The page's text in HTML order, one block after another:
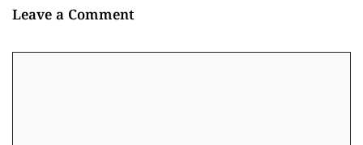
Leave a Comment